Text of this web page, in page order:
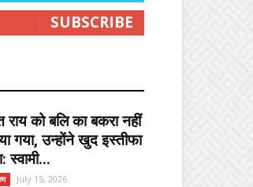
SUBSCRIBE
राय को बलि का बकरा नहीं
गया, उन्होंने खुद इस्तीफा
स्वामी...
July 15, 2026